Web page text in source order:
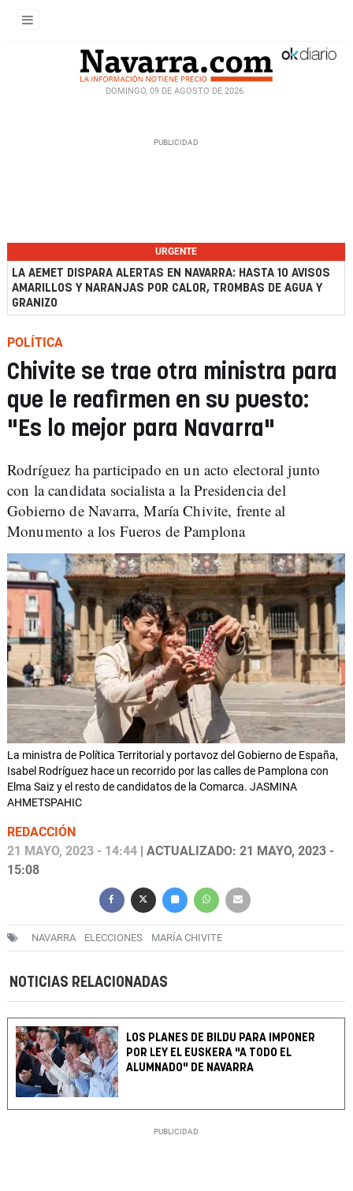
DOMINGO, 09 DE AGOSTO DE 2026
URGENTE
LA AEMET DISPARA ALERTAS EN NAVARRA: HASTA 10 AVISOS
AMARILLOS Y NARANJAS POR CALOR, TROMBAS DE AGUA Y
GRANIZO
POLÍTICA
Chivite se trae otra ministra para
que le reafirmen en su puesto:
"Es lo mejor para Navarra"
Rodríguez ha participado en un acto electoral junto
con la candidata socialista a la Presidencia del
Gobierno de Navarra, María Chivite, frente al
Monumento a los Fueros de Pamplona
La ministra de Política Territorial y portavoz del Gobierno de España,
Isabel Rodríguez hace un recorrido por las calles de Pamplona con
Elma Saiz y el resto de candidatos de la Comarca. JASMINA
AHMETSPAHIC
REDACCIÓN
21 MAYO, 2023 - 14:44 | ACTUALIZADO: 21 MAYO, 2023 -
15:08
NAVARRA ELECCIONES MARÍA CHIVITE
NOTICIAS RELACIONADAS
LOS PLANES DE BILDU PARA IMPONER
POR LEY EL EUSKERA "A TODO EL
ALUMNADO" DE NAVARRA